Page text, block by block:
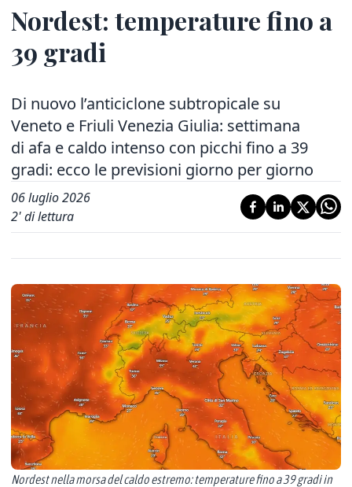
Nordest: temperature fino a
39 gradi
Di nuovo l’anticiclone subtropicale su
Veneto e Friuli Venezia Giulia: settimana
di afa e caldo intenso con picchi fino a 39
gradi: ecco le previsioni giorno per giorno
06 luglio 2026
2' di lettura
Nordest nella morsa del caldo estremo: temperature fino a 39 gradi in